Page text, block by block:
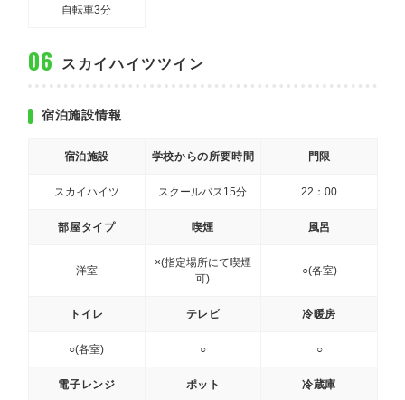
自転車3分
スカイハイツツイン
宿泊施設情報
宿泊施設
スカイハイツ
学校からの所要時間
スクールバス15分
門限
22：00
部屋タイプ
洋室
喫煙
×(指定場所にて喫煙
可)
風呂
○(各室)
トイレ
○(各室)
テレビ
○
冷暖房
○
電子レンジ ポット 冷蔵庫